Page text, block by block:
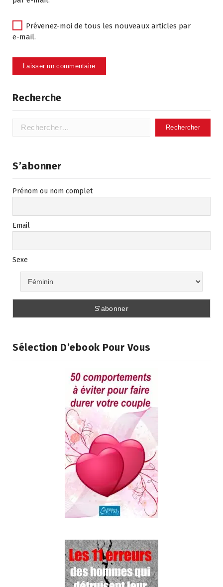
Prévenez-moi de tous les nouveaux articles par
e-mail.
Recherche
Rechercher :
S’abonner
Prénom ou nom complet
Email
Sexe
Sélection D’ebook Pour Vous